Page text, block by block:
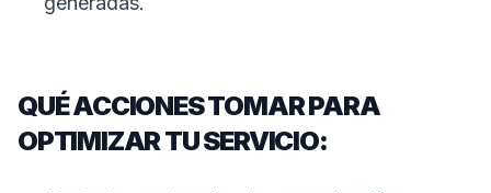
QUÉ ACCIONES TOMAR PARA
OPTIMIZAR TU SERVICIO: